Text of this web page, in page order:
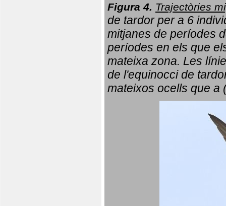
Figura 4. Trajectòries
de tardor per a 6
mitjanes de períodes
períodes en els que
mateixa zona. Les
de l'equinocci de
mateixos ocells que a